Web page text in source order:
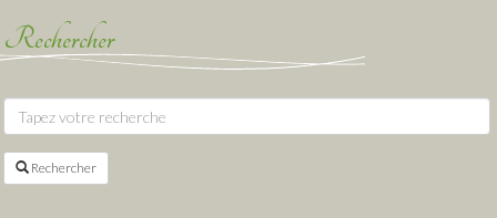
Rechercher
Rechercher